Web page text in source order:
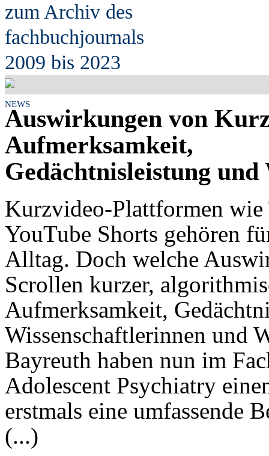
zum Archiv des
fachbuchjournals
2009 bis 2023
NEWS
Auswirkungen von
Aufmerksamkeit,
Gedächtnisleistung
Kurzvideo-Plattformen
YouTube Shorts gehören
Alltag. Doch welche
Scrollen kurzer,
Aufmerksamkeit,
Wissenschaftlerinnen und
Bayreuth haben nun im
Adolescent Psychiatry
erstmals eine umfassende
(...)